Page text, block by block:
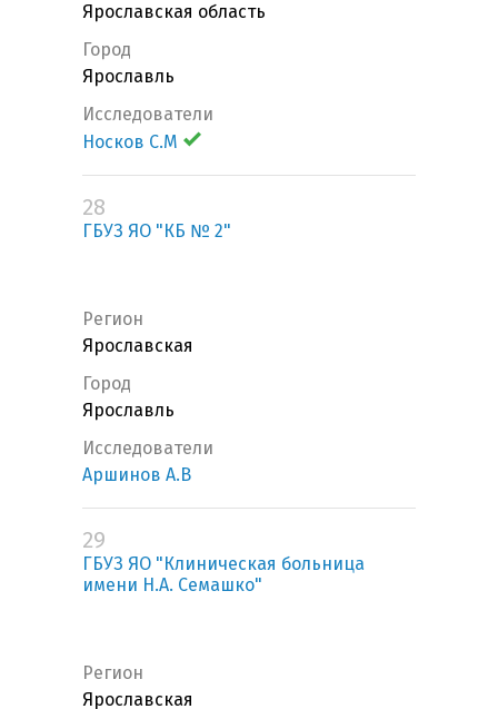
Ярославская область
Город
Ярославль
Исследователи
Носков С.М
28
ГБУЗ ЯО "КБ № 2"
Регион
Ярославская
Город
Ярославль
Исследователи
Аршинов А.В
29
ГБУЗ ЯО "Клиническая больница
имени Н.А. Семашко"
Регион
Ярославская